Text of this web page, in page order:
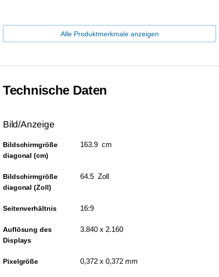
Alle Produktmerkmale anzeigen
Technische Daten
Bild/Anzeige
Bildschirmgröße
diagonal (cm)
163.9 cm
Bildschirmgröße
diagonal (Zoll)
64.5 Zoll
Seitenverhältnis 16:9
Auflösung des
Displays
3.840 x 2.160
Pixelgröße 0,372 x 0,372 mm